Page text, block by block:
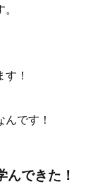
！
です！
んできた！